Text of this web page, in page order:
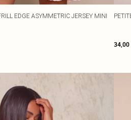
EDGE ASYMMETRIC JERSEY MINI
34,00